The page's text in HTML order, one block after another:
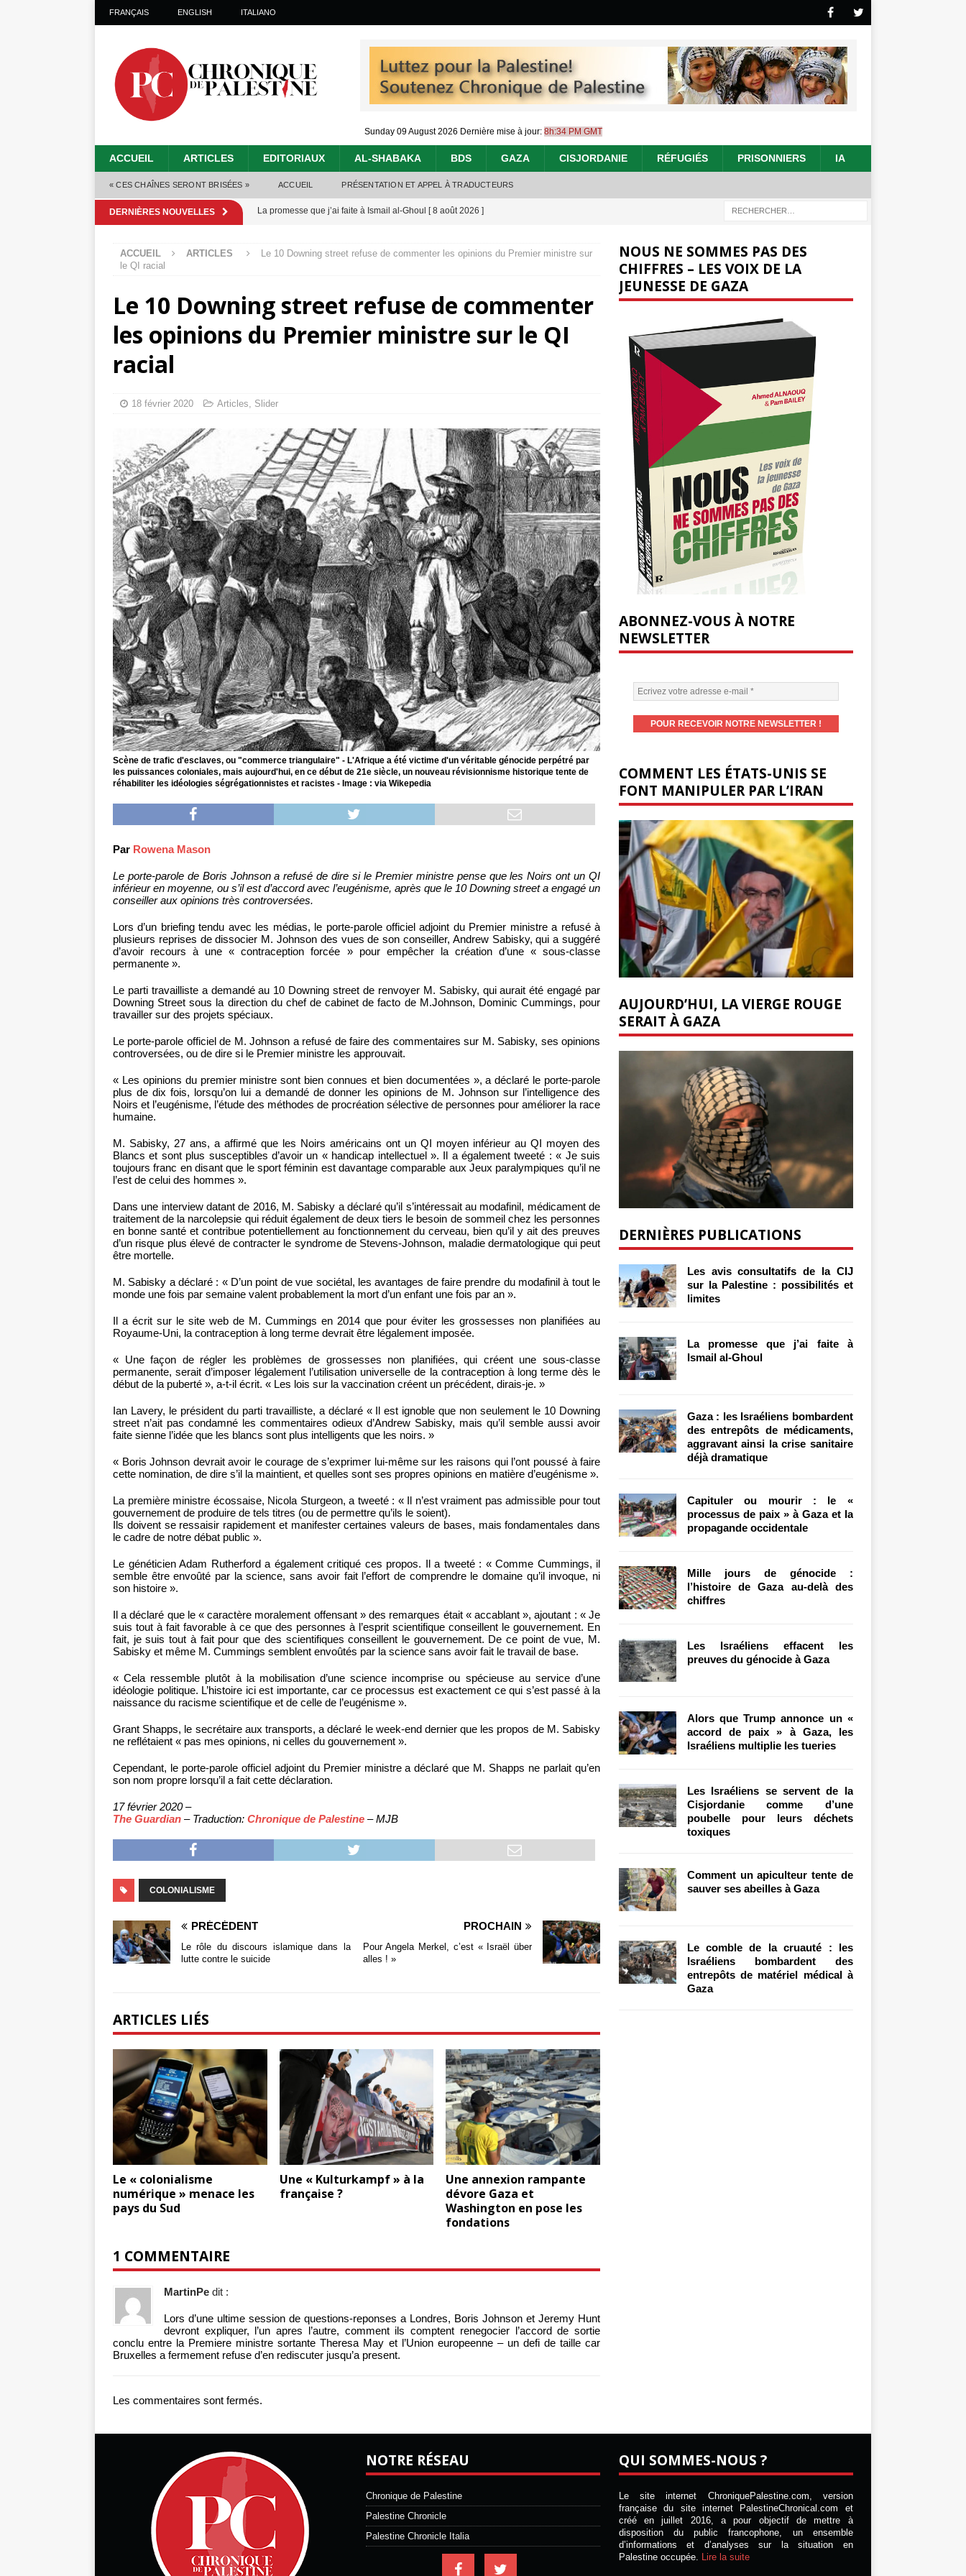
FRANÇAIS ENGLISH ITALIANO
Sunday 09 August 2026 Dernière mise à jour: 8h:34 PM GMT
ACCUEIL ARTICLES EDITORIAUX AL-SHABAKA BDS GAZA CISJORDANIE RÉFUGIÉS PRISONNIERS IA
« CES CHAÎNES SERONT BRISÉES » ACCUEIL PRÉSENTATION ET APPEL À TRADUCTEURS
DERNIÈRES NOUVELLES La promesse que j’ai faite à Ismail al-Ghoul [ 8 août 2026 ]
crise sanitaire déjà dramatique [ 7 août 2026 ]
6 août 2026 ]
Mille jours de génocide : l’histoire de Gaza au-delà des chiffres[ 5 août 2026 ]
ACCUEIL ARTICLES
Le 10 Downing street refuse de commenter les opinions du Premier ministre sur
le QI racial
Le 10 Downing street refuse de commenter
les opinions du Premier ministre sur le QI
racial
18 février 2020 Articles, Slider
Scène de trafic d'esclaves, ou "commerce triangulaire" - L'Afrique a été victime d'un véritable génocide perpétré par
les puissances coloniales, mais aujourd'hui, en ce début de 21e siècle, un nouveau révisionnisme historique tente de
réhabiliter les idéologies ségrégationnistes et racistes - Image : via Wikepedia
Par Rowena Mason
Le porte-parole de Boris Johnson a refusé de dire si le Premier ministre pense que les Noirs ont un QI
inférieur en moyenne, ou s’il est d’accord avec l’eugénisme, après que le 10 Downing street a engagé un
conseiller aux opinions très controversées.
Lors d’un briefing tendu avec les médias, le porte-parole officiel adjoint du Premier ministre a refusé à
plusieurs reprises de dissocier M. Johnson des vues de son conseiller, Andrew Sabisky, qui a suggéré
d’avoir recours à une « contraception forcée » pour empêcher la création d’une « sous-classe
permanente ».
Le parti travailliste a demandé au 10 Downing street de renvoyer M. Sabisky, qui aurait été engagé par
Downing Street sous la direction du chef de cabinet de facto de M.Johnson, Dominic Cummings, pour
travailler sur des projets spéciaux.
Le porte-parole officiel de M. Johnson a refusé de faire des commentaires sur M. Sabisky, ses opinions
controversées, ou de dire si le Premier ministre les approuvait.
« Les opinions du premier ministre sont bien connues et bien documentées », a déclaré le porte-parole
plus de dix fois, lorsqu’on lui a demandé de donner les opinions de M. Johnson sur l’intelligence des
Noirs et l’eugénisme, l’étude des méthodes de procréation sélective de personnes pour améliorer la race
humaine.
M. Sabisky, 27 ans, a affirmé que les Noirs américains ont un QI moyen inférieur au QI moyen des
Blancs et sont plus susceptibles d’avoir un « handicap intellectuel ». Il a également tweeté : « Je suis
toujours franc en disant que le sport féminin est davantage comparable aux Jeux paralympiques qu’il ne
l’est de celui des hommes ».
Dans une interview datant de 2016, M. Sabisky a déclaré qu’il s’intéressait au modafinil, médicament de
traitement de la narcolepsie qui réduit également de deux tiers le besoin de sommeil chez les personnes
en bonne santé et contribue potentiellement au fonctionnement du cerveau, bien qu’il y ait des preuves
d’un risque plus élevé de contracter le syndrome de Stevens-Johnson, maladie dermatologique qui peut
être mortelle.
M. Sabisky a déclaré : « D’un point de vue sociétal, les avantages de faire prendre du modafinil à tout le
monde une fois par semaine valent probablement la mort d’un enfant une fois par an ».
Il a écrit sur le site web de M. Cummings en 2014 que pour éviter les grossesses non planifiées au
Royaume-Uni, la contraception à long terme devrait être légalement imposée.
« Une façon de régler les problèmes de grossesses non planifiées, qui créent une sous-classe
permanente, serait d’imposer légalement l’utilisation universelle de la contraception à long terme dès le
début de la puberté », a-t-il écrit. « Les lois sur la vaccination créent un précédent, dirais-je. »
Ian Lavery, le président du parti travailliste, a déclaré « Il est ignoble que non seulement le 10 Downing
street n’ait pas condamné les commentaires odieux d’Andrew Sabisky, mais qu’il semble aussi avoir
faite sienne l’idée que les blancs sont plus intelligents que les noirs. »
« Boris Johnson devrait avoir le courage de s’exprimer lui-même sur les raisons qui l’ont poussé à faire
cette nomination, de dire s’il la maintient, et quelles sont ses propres opinions en matière d’eugénisme ».
La première ministre écossaise, Nicola Sturgeon, a tweeté : « Il n’est vraiment pas admissible pour tout
gouvernement de produire de tels titres (ou de permettre qu’ils le soient).
Ils doivent se ressaisir rapidement et manifester certaines valeurs de bases, mais fondamentales dans
le cadre de notre débat public ».
Le généticien Adam Rutherford a également critiqué ces propos. Il a tweeté : « Comme Cummings, il
semble être envoûté par la science, sans avoir fait l’effort de comprendre le domaine qu’il invoque, ni
son histoire ».
Il a déclaré que le « caractère moralement offensant » des remarques était « accablant », ajoutant : « Je
suis tout à fait favorable à ce que des personnes à l’esprit scientifique conseillent le gouvernement. En
fait, je suis tout à fait pour que des scientifiques conseillent le gouvernement. De ce point de vue, M.
Sabisky et même M. Cummings semblent envoûtés par la science sans avoir fait le travail de base.
« Cela ressemble plutôt à la mobilisation d’une science incomprise ou spécieuse au service d’une
idéologie politique. L’histoire ici est importante, car ce processus est exactement ce qui s’est passé à la
naissance du racisme scientifique et de celle de l’eugénisme ».
Grant Shapps, le secrétaire aux transports, a déclaré le week-end dernier que les propos de M. Sabisky
ne reflétaient « pas mes opinions, ni celles du gouvernement ».
Cependant, le porte-parole officiel adjoint du Premier ministre a déclaré que M. Shapps ne parlait qu’en
son nom propre lorsqu’il a fait cette déclaration.
17 février 2020 –
The Guardian – Traduction: Chronique de Palestine – MJB
COLONIALISME
PRÉCÉDENT
Le rôle du discours islamique dans la
lutte contre le suicide
PROCHAIN
Pour Angela Merkel, c’est « Israël über
alles ! »
ARTICLES LIÉS
Le « colonialisme
numérique » menace les
pays du Sud
Une « Kulturkampf » à la
française ?
Une annexion rampante
dévore Gaza et
Washington en pose les
fondations
1 COMMENTAIRE
MartinPe dit :
Lors d’une ultime session de questions-reponses a Londres, Boris Johnson et Jeremy Hunt
devront expliquer, l’un apres l’autre, comment ils comptent renegocier l’accord de sortie
conclu entre la Premiere ministre sortante Theresa May et l’Union europeenne – un defi de taille car
Bruxelles a fermement refuse d’en rediscuter jusqu’a present.
Les commentaires sont fermés.
NOUS NE SOMMES PAS DES
CHIFFRES – LES VOIX DE LA
JEUNESSE DE GAZA
ABONNEZ-VOUS À NOTRE
NEWSLETTER
COMMENT LES ÉTATS-UNIS SE
FONT MANIPULER PAR L’IRAN
AUJOURD’HUI, LA VIERGE ROUGE
SERAIT À GAZA
DERNIÈRES PUBLICATIONS
Les avis consultatifs de la CIJ
sur la Palestine : possibilités et
limites
La promesse que j’ai faite à
Ismail al-Ghoul
Gaza : les Israéliens bombardent
des entrepôts de médicaments,
aggravant ainsi la crise sanitaire
déjà dramatique
Capituler ou mourir : le «
processus de paix » à Gaza et la
propagande occidentale
Mille jours de génocide :
l’histoire de Gaza au-delà des
chiffres
Les Israéliens effacent les
preuves du génocide à Gaza
Alors que Trump annonce un «
accord de paix » à Gaza, les
Israéliens multiplie les tueries
Les Israéliens se servent de la
Cisjordanie comme d’une
poubelle pour leurs déchets
toxiques
Comment un apiculteur tente de
sauver ses abeilles à Gaza
Le comble de la cruauté : les
Israéliens bombardent des
entrepôts de matériel médical à
Gaza
NOTRE RÉSEAU
Chronique de Palestine
Palestine Chronicle
Palestine Chronicle Italia
QUI SOMMES-NOUS ?
Le site internet ChroniquePalestine.com, version
française du site internet PalestineChronical.com et
créé en juillet 2016, a pour objectif de mettre à
disposition du public francophone, un ensemble
d’informations et d’analyses sur la situation en
Palestine occupée. Lire la suite